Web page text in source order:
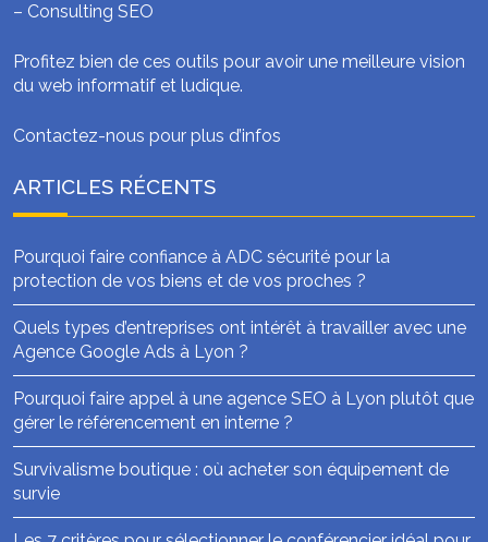
– Consulting SEO
Profitez bien de ces outils pour avoir une meilleure vision
du web informatif et ludique.
Contactez-nous pour plus d’infos
ARTICLES RÉCENTS
Pourquoi faire confiance à ADC sécurité pour la
protection de vos biens et de vos proches ?
Quels types d’entreprises ont intérêt à travailler avec une
Agence Google Ads à Lyon ?
Pourquoi faire appel à une agence SEO à Lyon plutôt que
gérer le référencement en interne ?
Survivalisme boutique : où acheter son équipement de
survie